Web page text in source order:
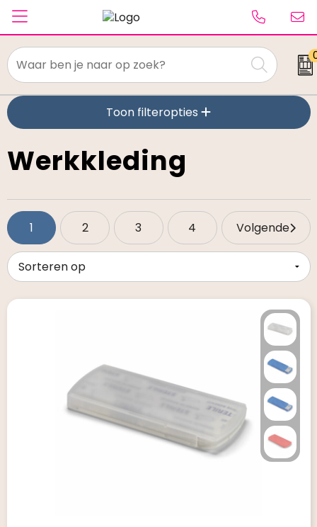
Textiel
Caps & Beanies
Drinkwaren
Schrijfwaren
Elektronica & gadgets
Toon filteropties
Werkkleding
1 2 3 4 Volgende